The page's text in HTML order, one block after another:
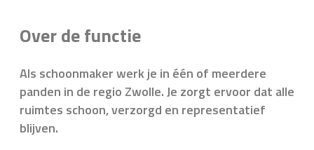
Over de functie
Als schoonmaker werk je in één of meerdere
panden in de regio Zwolle. Je zorgt ervoor dat alle
ruimtes schoon, verzorgd en representatief
blijven.